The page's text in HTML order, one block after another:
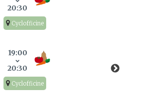
20:30
Cyclofficine
19:00
20:30
Cyclofficine